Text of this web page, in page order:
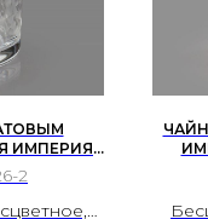
ИМПЕРИЯ /
2